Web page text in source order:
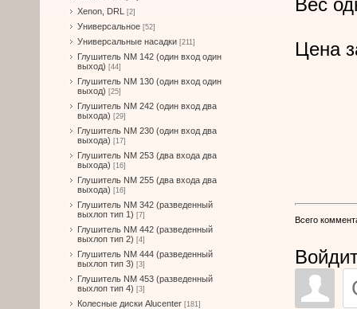
Xenon, DRL [2]
Универсальное [52]
Универсальные насадки [211]
Глушитель NM 142 (один вход один
выход) [44]
Глушитель NM 130 (один вход один
выход) [25]
Глушитель NM 242 (один вход два
выхода) [29]
Глушитель NM 230 (один вход два
выхода) [17]
Глушитель NM 253 (два входа два
выхода) [16]
Глушитель NM 255 (два входа два
выхода) [16]
Глушитель NM 342 (разведенный
выхлоп тип 1) [7]
Глушитель NM 442 (разведенный
выхлоп тип 2) [4]
Глушитель NM 444 (разведенный
выхлоп тип 3) [3]
Глушитель NM 453 (разведенный
выхлоп тип 4) [3]
Колесные диски Alucenter [181]
Вес
Цена
Всего